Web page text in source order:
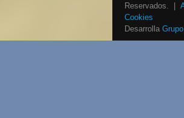
Reservados. |
Cookies
Desarrolla